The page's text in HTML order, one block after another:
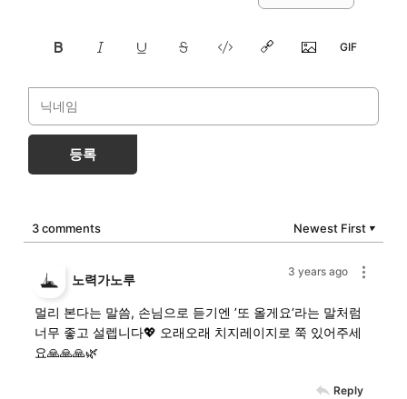
등록
3 comments Newest First ▼
3 years ago
노력가노루
멀리 본다는 말씀, 손님으로 듣기엔 ’또 올게요‘라는 말처럼
너무 좋고 설렙니다💖 오래오래 치지레이지로 쭉 있어주세
요🙏🙏🙏🌿
Reply